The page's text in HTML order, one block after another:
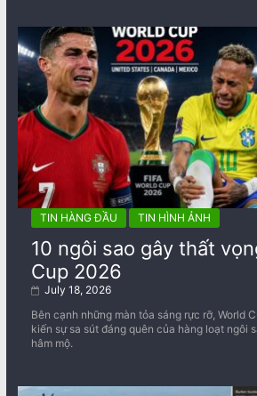
TIN HÀNG ĐẦU TIN HÌNH ẢNH
10 ngôi sao gây thất
Cup 2026
July 18, 2026
Bên cạnh những màn tỏa sáng rực rỡ, World
kiến sự sa sút đáng quên của hàng loạt ngôi
hâm mộ.